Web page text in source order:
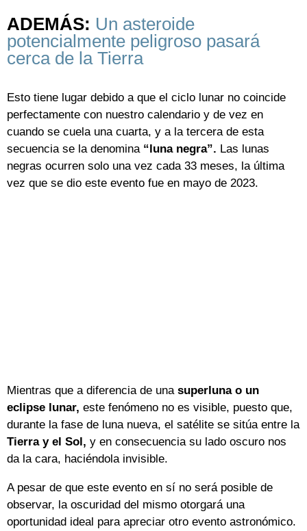
ADEMÁS: Un asteroide
potencialmente peligroso pasará
cerca de la Tierra
Esto tiene lugar debido a que el ciclo lunar no coincide
perfectamente con nuestro calendario y de vez en
cuando se cuela una cuarta, y a la tercera de esta
secuencia se la denomina “luna negra”. Las lunas
negras ocurren solo una vez cada 33 meses, la última
vez que se dio este evento fue en mayo de 2023.
Mientras que a diferencia de una superluna o un
eclipse lunar, este fenómeno no es visible, puesto que,
durante la fase de luna nueva, el satélite se sitúa entre la
Tierra y el Sol, y en consecuencia su lado oscuro nos
da la cara, haciéndola invisible.
A pesar de que este evento en sí no será posible de
observar, la oscuridad del mismo otorgará una
oportunidad ideal para apreciar otro evento astronómico.